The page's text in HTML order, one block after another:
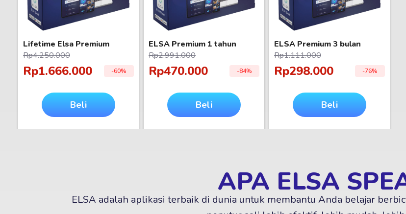
Lifetime Elsa Premium
Rp4.250.000
Rp1.666.000 -60%
Beli
sekarang
ELSA Premium 1 tahun
Rp2.991.000
Rp470.000 -84%
Beli
sekarang
ELSA Premium 3 bulan
Rp1.111.000
Rp298.000 -76%
Beli
sekarang
APA ELSA
ELSA adalah aplikasi terbaik di dunia untuk membantu Anda belajar